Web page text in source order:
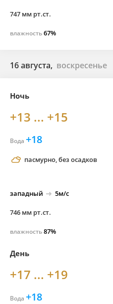
747 мм рт.ст.
влажность67%
16 августа, воскресенье
Ночь
+13 ... +15
Вода +18
пасмурно, без осадков
западный 5м/с
746 мм рт.ст.
влажность87%
День
+17 ... +19
Вода +18